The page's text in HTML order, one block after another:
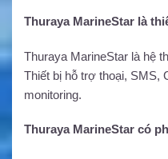
Thuraya MarineStar là
Thuraya MarineStar là hệ
Thiết bị hỗ trợ thoại, SMS,
monitoring.
Thuraya MarineStar có